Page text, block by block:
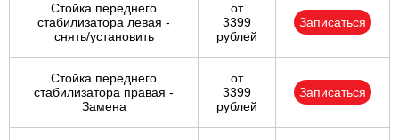
Стойка переднего
стабилизатора левая -
снять/установить
от
3399
рублей
Записаться
Стойка переднего
стабилизатора правая -
Замена
от
3399
рублей
Записаться